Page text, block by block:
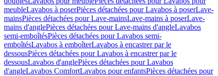
meubleLavabos à poserPièces détachées pour Lavabos à poserLave-
mainsPièces détachées pour Lave-mainsLave-mains à poserLave-
mains d'anglePièces détachées pour Lave-mains d'angleLavabos
semi-emboîtésPièces détachées pour Lavabos semi-
emboîtésLavabos à emboîterLavabos à encastrer par le
dessousPièces détachées pour Lavabos à encastrer par le
dessousLavabos d'anglePièces détachées pour Lavabos
d'angleLavabos ComfortLavabos pour enfantsPièces détachées pour